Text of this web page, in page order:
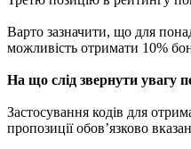
Варто зазначити, що для
можливість отримати 10%
На що слід звернути увагу
Застосування кодів для
пропозиції обов’язково